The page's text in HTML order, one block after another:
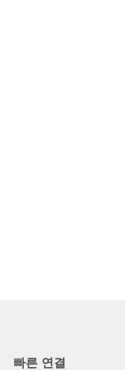
빠른 연결